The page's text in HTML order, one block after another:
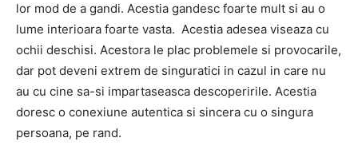
lor mod de a gandi. Acestia gandesc foarte mult si au o
lume interioara foarte vasta. Acestia adesea viseaza cu
ochii deschisi. Acestora le plac problemele si provocarile,
dar pot deveni extrem de singuratici in cazul in care nu
au cu cine sa-si impartaseasca descoperirile. Acestia
doresc o conexiune autentica si sincera cu o singura
persoana, pe rand.